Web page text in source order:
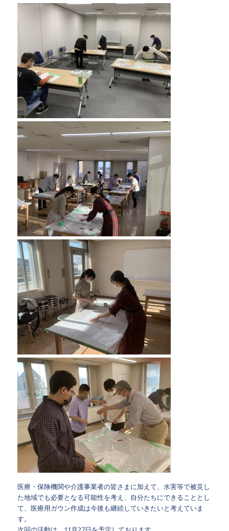
医療・保険機関や介護事業者の皆さまに加えて、水害等で被災し
た地域でも必要となる可能性を考え、自分たちにできることとし
て、医療用ガウン作成は今後も継続していきたいと考えていま
す。